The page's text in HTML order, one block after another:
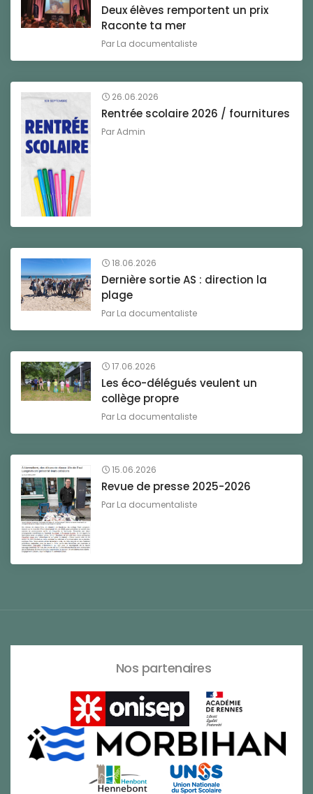
Deux élèves remportent un prix
Raconte ta mer
Par La documentaliste
26.06.2026
Rentrée scolaire 2026 / fournitures
ParAdmin
18.06.2026
Dernière sortie AS : direction la
plage
Par La documentaliste
17.06.2026
Les éco-délégués veulent un
collège propre
Par La documentaliste
15.06.2026
Revue de presse 2025-2026
Par La documentaliste
Nos partenaires